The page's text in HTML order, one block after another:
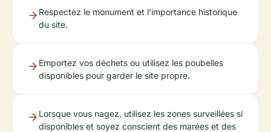
Respectez le monument et l'importance historique
du site.
Emportez vos déchets ou utilisez les poubelles
disponibles pour garder le site propre.
Lorsque vous nagez, utilisez les zones surveillées si
disponibles et soyez conscient des marées et des